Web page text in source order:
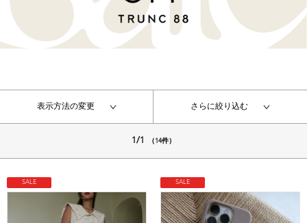
表示方法の変更 さらに絞り込む
1/1 （14件）
SALE SALE